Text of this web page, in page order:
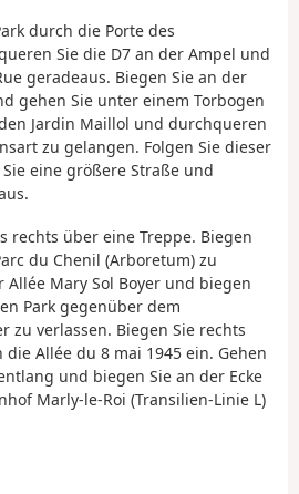
durch die Porte des
Sie die D7 an der Ampel und
geradeaus. Biegen Sie an der
gehen Sie unter einem Torbogen
Jardin Maillol und durchqueren
zu gelangen. Folgen Sie dieser
eine größere Straße und
rechts über eine Treppe. Biegen
du Chenil (Arboretum) zu
Allée Mary Sol Boyer und biegen
Park gegenüber dem
zu verlassen. Biegen Sie rechts
Allée du 8 mai 1945 ein. Gehen
und biegen Sie an der Ecke
Marly-le-Roi (Transilien-Linie L)